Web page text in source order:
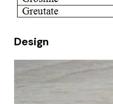
Design